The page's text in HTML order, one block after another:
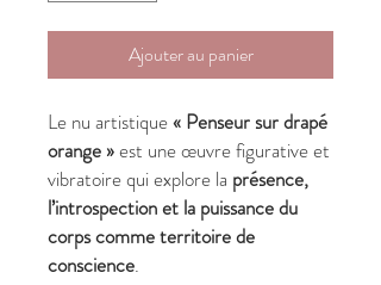
Ajouter au panier
Le nu artistique« Penseur sur drapé
orange »est une œuvre figurative et
vibratoire qui explore la présence,
l’introspection et la puissance du
corps comme territoire de
conscience.